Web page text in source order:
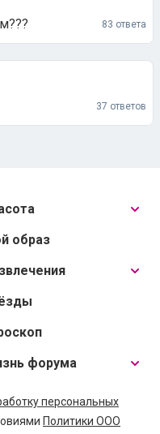
83 ответа
37 ответов
образ
форума
персональных
Политики ООО